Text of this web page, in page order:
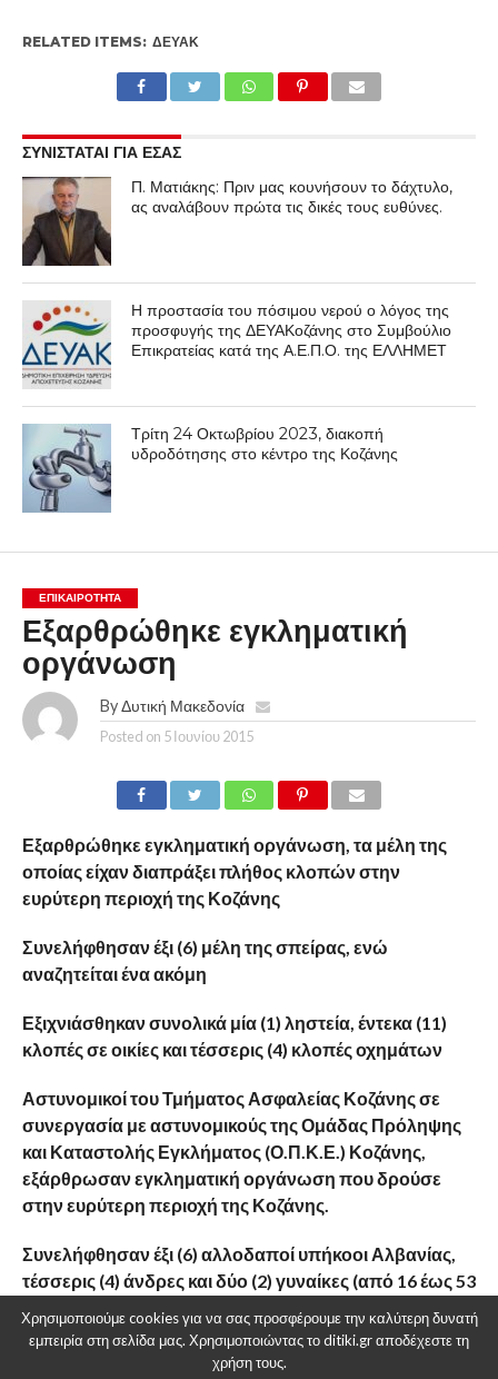
RELATED ITEMS: ΔΕΥΑΚ
ΣΥΝΙΣΤΑΤΑΙ ΓΙΑ ΕΣΑΣ
Π. Ματιάκης: Πριν μας κουνήσουν το δάχτυλο,
ας αναλάβουν πρώτα τις δικές τους ευθύνες.
Η προστασία του πόσιμου νερού ο λόγος της
προσφυγής της ΔΕΥΑΚοζάνης στο Συμβούλιο
Επικρατείας κατά της Α.Ε.Π.Ο. της ΕΛΛΗΜΕΤ
Τρίτη 24 Οκτωβρίου 2023, διακοπή
υδροδότησης στο κέντρο της Κοζάνης
ΕΠΙΚΑΙΡΟΤΗΤΑ
Εξαρθρώθηκε εγκληματική
οργάνωση
By Δυτική Μακεδονία
Posted on 5 Ιουνίου 2015
Εξαρθρώθηκε εγκληματική οργάνωση, τα μέλη της
οποίας είχαν διαπράξει πλήθος κλοπών στην
ευρύτερη περιοχή της Κοζάνης
Συνελήφθησαν έξι (6) μέλη της σπείρας, ενώ
αναζητείται ένα ακόμη
Εξιχνιάσθηκαν συνολικά μία (1) ληστεία, έντεκα (11)
κλοπές σε οικίες και τέσσερις (4) κλοπές οχημάτων
Αστυνομικοί του Τμήματος Ασφαλείας Κοζάνης σε
συνεργασία με αστυνομικούς της Ομάδας Πρόληψης
και Καταστολής Εγκλήματος (Ο.Π.Κ.Ε.) Κοζάνης,
εξάρθρωσαν εγκληματική οργάνωση που δρούσε
στην ευρύτερη περιοχή της Κοζάνης.
Συνελήφθησαν έξι (6) αλλοδαποί υπήκοοι Αλβανίας,
τέσσερις (4) άνδρες και δύο (2) γυναίκες (από 16 έως 53
χρονών), για σύσταση εγκληματικής οργάνωσης,
ληστεία, διακεκριμένες περιπτώσεις κλοπής,
αποδοχή και διάθεση προϊόντων εγκλήματος,
Χρησιμοποιούμε cookies για να σας προσφέρουμε την καλύτερη δυνατή
εμπειρία στη σελίδα μας. Χρησιμοποιώντας το ditiki.gr αποδέχεστε τη
χρήση τους.